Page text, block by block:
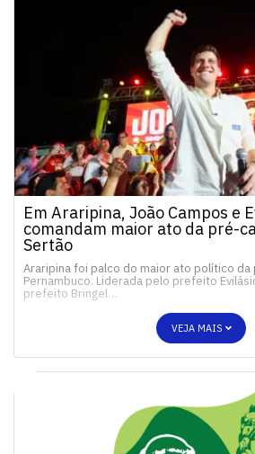
Em Araripina, João Campos e
comandam maior ato da pré-
Sertão
Araripina foi palco do maior ato político da
Pernambuco. Liderada pelo prefeito
prefeito Bringel…
VEJA MAIS